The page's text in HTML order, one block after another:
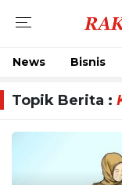
News Bisnis
Topik Berita :